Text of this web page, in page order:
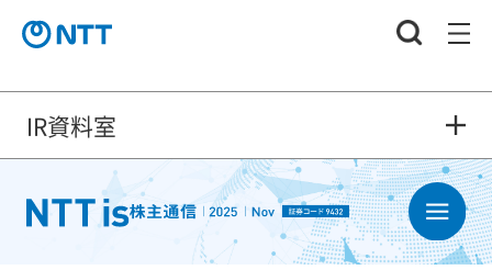
IR資料室